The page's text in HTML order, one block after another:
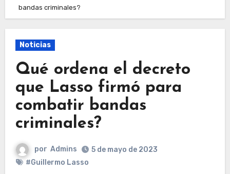
bandas criminales?
Noticias
Qué ordena el decreto
que Lasso firmó para
combatir bandas
criminales?
por Admins
5 de mayo de 2023
#Guillermo Lasso